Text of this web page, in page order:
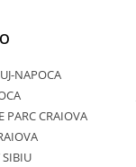
NAPOCA
PARC CRAIOVA
SIBIU